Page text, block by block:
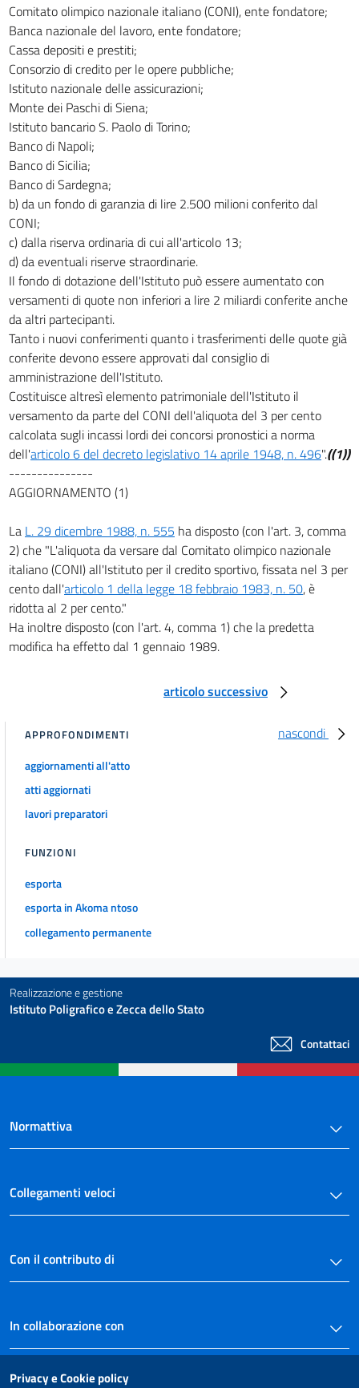
Comitato olimpico nazionale italiano (CONI), ente fondatore;
Banca nazionale del lavoro, ente fondatore;
Cassa depositi e prestiti;
Consorzio di credito per le opere pubbliche;
Istituto nazionale delle assicurazioni;
Monte dei Paschi di Siena;
Istituto bancario S. Paolo di Torino;
Banco di Napoli;
Banco di Sicilia;
Banco di Sardegna;
b) da un fondo di garanzia di lire 2.500 milioni conferito dal
CONI;
c) dalla riserva ordinaria di cui all'articolo 13;
d) da eventuali riserve straordinarie.
Il fondo di dotazione dell'Istituto può essere aumentato con
versamenti di quote non inferiori a lire 2 miliardi conferite anche
da altri partecipanti.
Tanto i nuovi conferimenti quanto i trasferimenti delle quote già
conferite devono essere approvati dal consiglio di
amministrazione dell'Istituto.
Costituisce altresì elemento patrimoniale dell'Istituto il
versamento da parte del CONI dell'aliquota del 3 per cento
calcolata sugli incassi lordi dei concorsi pronostici a norma
dell'articolo 6 del decreto legislativo 14 aprile 1948, n. 496".((1))
---------------
AGGIORNAMENTO (1)
La L. 29 dicembre 1988, n. 555 ha disposto (con l'art. 3, comma
2) che "L'aliquota da versare dal Comitato olimpico nazionale
italiano (CONI) all'Istituto per il credito sportivo, fissata nel 3 per
cento dall'articolo 1 della legge 18 febbraio 1983, n. 50, è
ridotta al 2 per cento."
Ha inoltre disposto (con l'art. 4, comma 1) che la predetta
modifica ha effetto dal 1 gennaio 1989.
articolo successivo
nascondi
APPROFONDIMENTI
aggiornamenti all'atto
atti aggiornati
lavori preparatori
FUNZIONI
esporta
esporta in Akoma ntoso
collegamento permanente
Realizzazione e gestione
Istituto Poligrafico e Zecca dello Stato
Contattaci
Normattiva
Collegamenti veloci
Con il contributo di
In collaborazione con
Privacy e Cookie policy